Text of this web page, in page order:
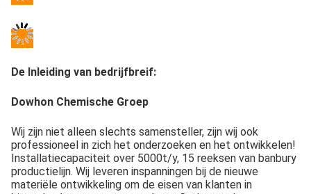
De Inleiding van bedrijfbreif:
professioneel in zich het onderzoeken en het ontwikkelen!
Installatiecapaciteit over 5000t/y, 15 reeksen van banbury
materiële ontwikkeling om de eisen van klanten in
binnenlandse en overzee markten, Co-Innovatie
ontwikkeling met Universitair en professioneel rubber
Onderzoekinstituut te ontmoeten en werken nauw met
klanten samen aan betere vergaderingsvereisten van